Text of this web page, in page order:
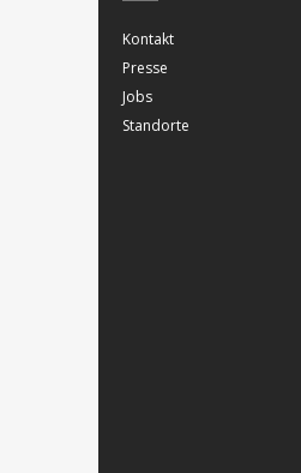
Kontakt
Presse
Jobs
Standorte